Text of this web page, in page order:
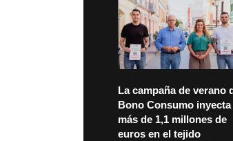
La campaña de verano
Bono Consumo inyecta
más de 1,1 millones de
euros en el tejido